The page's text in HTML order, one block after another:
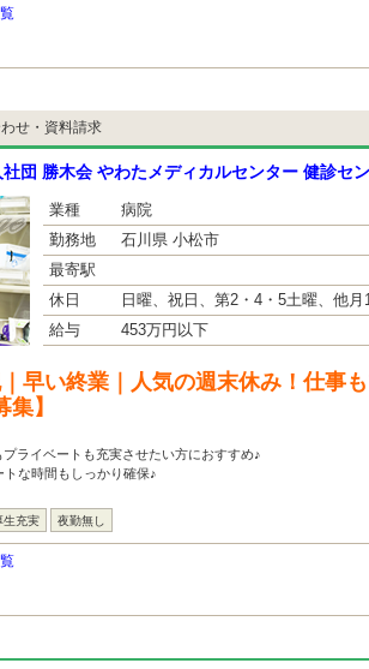
せ・資料請求
団 勝木会 やわたメディカルセンター 健診セ
業種
病院
勤務地
石川県 小松市
最寄駅
休日
日曜、祝日、第2・4・5土曜、他月
給与
453万円以下
早い終業｜人気の週末休み！仕事
】
ライベートも充実させたい方におすすめ♪
な時間もしっかり確保♪
生充実 夜勤無し